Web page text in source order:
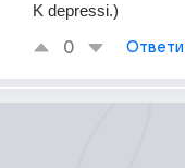
K depressi.)
0